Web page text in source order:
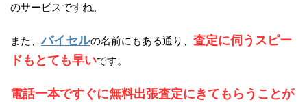
のサービスですね。
また、バイセルの名前にもある通り、 査定に伺うスピー
ドもとても早いです。
電話一本ですぐに無料出張査定にきてもらうことが